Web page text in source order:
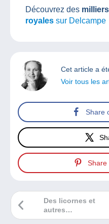
Découvrez des
royales sur Delcampe
Cet article a
Voir tous les
Share
Share
Des licornes et
autres
personnages